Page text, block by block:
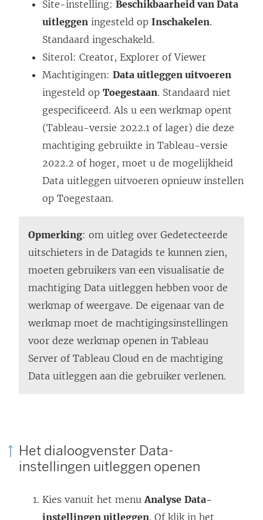
Site-instelling: Beschikbaarheid van Data
uitleggen ingesteld op Inschakelen.
Standaard ingeschakeld.
Siterol: Creator, Explorer of Viewer
Machtigingen: Data uitleggen uitvoeren
ingesteld op Toegestaan. Standaard niet
gespecificeerd. Als u een werkmap opent
(Tableau-versie 2022.1 of lager) die deze
machtiging gebruikte in Tableau-versie
2022.2 of hoger, moet u de mogelijkheid
Data uitleggen uitvoeren opnieuw instellen
op Toegestaan.
Opmerking: om uitleg over Gedetecteerde
uitschieters in de Datagids te kunnen zien,
moeten gebruikers van een visualisatie de
machtiging Data uitleggen hebben voor de
werkmap of weergave. De eigenaar van de
werkmap moet de machtigingsinstellingen
voor deze werkmap openen in Tableau
Server of Tableau Cloud en de machtiging
Data uitleggen aan die gebruiker verlenen.
Het dialoogvenster Data-
instellingen uitleggen openen
Kies vanuit het menuAnalyse Data-
instellingen uitleggen. Of klik in het